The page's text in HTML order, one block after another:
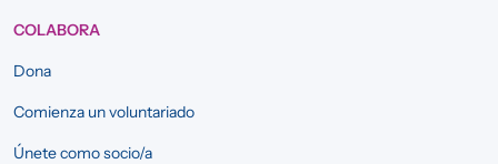
COLABORA
Dona
Comienza un voluntariado
Únete como socio/a